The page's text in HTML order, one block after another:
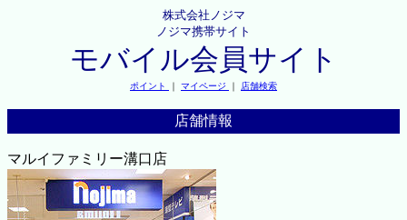
株式会社ノジマ
ノジマ携帯サイト
モバイル会員サイト
ポイント ｜ マイページ ｜ 店舗検索
店舗情報
マルイファミリー溝口店